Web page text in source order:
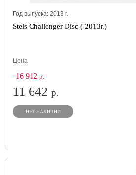
Год выпуска: 2013 г.
Stels Challenger Disc ( 2013г.)
Цена
16 912р.
11 642 р.
НЕТ НАЛИЧИИ